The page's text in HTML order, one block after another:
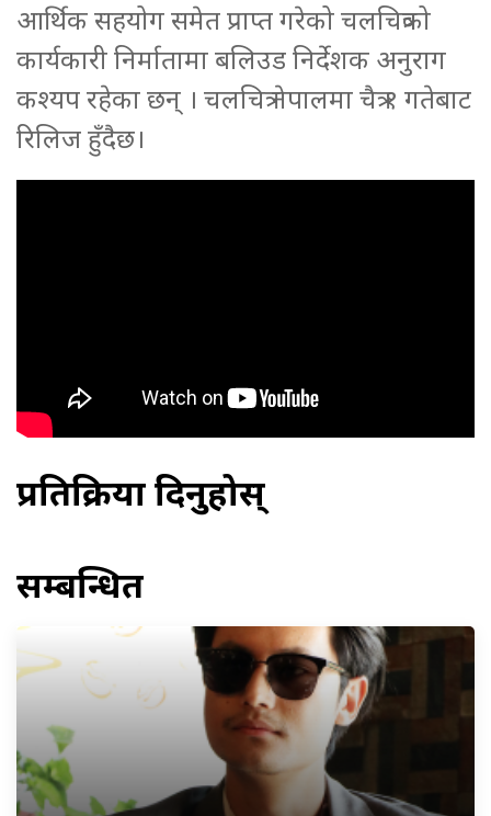
आर्थिक सहयोग समेत प्राप्त गरेको चलचित्रको
कार्यकारी निर्मातामा बलिउड निर्देशक अनुराग
कश्यप रहेका छन् । चलचित्र नेपालमा चैत्र १ गतेबाट
रिलिज हुँदैछ।
प्रतिक्रिया दिनुहोस्
सम्बन्धित